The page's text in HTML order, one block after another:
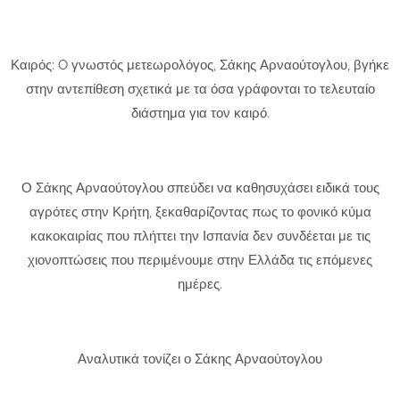
Καιρός: O γνωστός μετεωρολόγος, Σάκης Αρναούτογλου, βγήκε
στην αντεπίθεση σχετικά με τα όσα γράφονται το τελευταίο
διάστημα για τον καιρό.
Ο Σάκης Αρναούτογλου σπεύδει να καθησυχάσει ειδικά τους
αγρότες στην Κρήτη, ξεκαθαρίζοντας πως το φονικό κύμα
κακοκαιρίας που πλήττει την Ισπανία δεν συνδέεται με τις
χιονοπτώσεις που περιμένουμε στην Ελλάδα τις επόμενες
ημέρες.
Αναλυτικά τονίζει ο Σάκης Αρναούτογλου